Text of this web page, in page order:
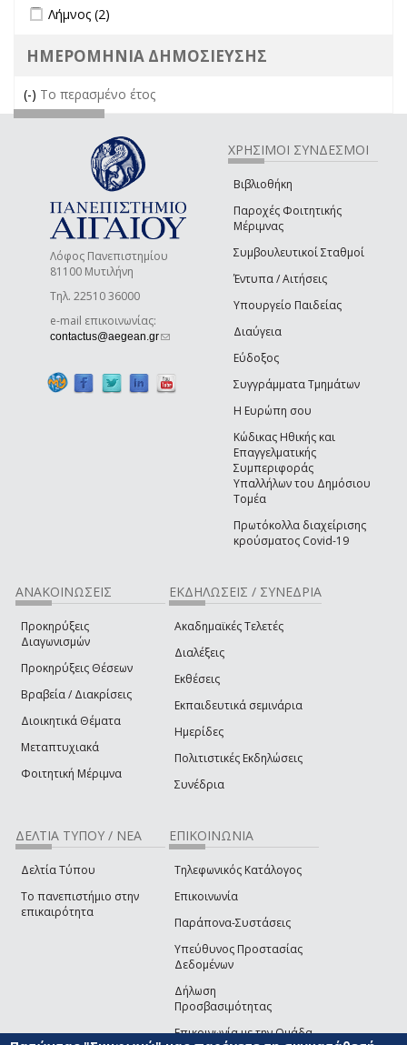
Apply Λήμνος filter
Λήμνος (2)
ΗΜΕΡΟΜΗΝΙΑ ΔΗΜΟΣΙΕΥΣΗΣ
(-) Remove Το περασμένο έτος filter
Το περασμένο έτος
Λόφος Πανεπιστημίου
81100 Μυτιλήνη
Τηλ. 22510 36000
e-mail επικοινωνίας:
contactus@aegean.gr(link sends e-mail)
ΧΡΗΣΙΜΟΙ ΣΥΝΔΕΣΜΟΙ
Βιβλιοθήκη
Παροχές Φοιτητικής
Μέριμνας
Συμβουλευτικοί Σταθμοί
Έντυπα / Αιτήσεις
Υπουργείο Παιδείας
Διαύγεια
Εύδοξος
Συγγράμματα Τμημάτων
Η Ευρώπη σου
Κώδικας Ηθικής και
Επαγγελματικής
Συμπεριφοράς
Υπαλλήλων του Δημόσιου
Τομέα
Πρωτόκολλα διαχείρισης
κρούσματος Covid-19
ΑΝΑΚΟΙΝΩΣΕΙΣ
Προκηρύξεις
Διαγωνισμών
Προκηρύξεις Θέσεων
Βραβεία / Διακρίσεις
Διοικητικά Θέματα
Μεταπτυχιακά
Φοιτητική Μέριμνα
ΕΚΔΗΛΩΣΕΙΣ / ΣΥΝΕΔΡΙΑ
Ακαδημαϊκές Τελετές
Διαλέξεις
Εκθέσεις
Εκπαιδευτικά σεμινάρια
Ημερίδες
Πολιτιστικές Εκδηλώσεις
Συνέδρια
ΔΕΛΤΙΑ ΤΥΠΟΥ / ΝΕΑ
Δελτία Τύπου
Το πανεπιστήμιο στην
επικαιρότητα
ΕΠΙΚΟΙΝΩΝΙΑ
Τηλεφωνικός Κατάλογος
Επικοινωνία
Παράπονα-Συστάσεις
Υπεύθυνος Προστασίας
Δεδομένων
Δήλωση
Προσβασιμότητας
Επικοινωνία με την Ομάδα